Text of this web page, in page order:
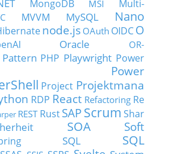
MongoDB MSI
Multi-
MVVM MySQL
Nano
node.js OAuth OIDCO
Oracle
OR-
Pattern PHP Playwright Power
Power
Project Projektmana
RDP React Refactoring Re
REST Rust SAP Scrum Shar
SOA
Soft
SQL
SQL